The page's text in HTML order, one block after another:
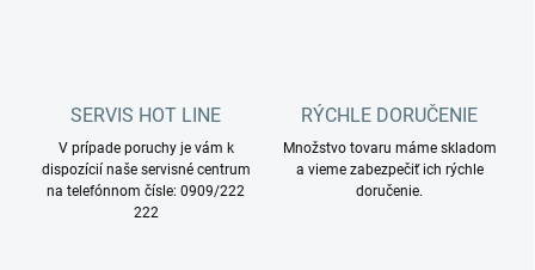
SERVIS HOT LINE
V prípade poruchy je vám k
dispozícií naše servisné centrum
na telefónnom čísle: 0909/222
222
RÝCHLE DORUČENIE
Množstvo tovaru máme skladom
a vieme zabezpečiť ich rýchle
doručenie.